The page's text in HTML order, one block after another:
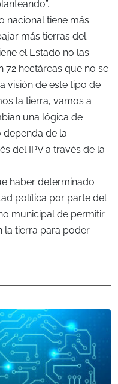
nacional tiene más
más tierras del
el Estado no las
72 hectáreas que no se
visión de este tipo de
la tierra, vamos a
una lógica de
de la
del IPV a través de la
haber determinado
política por parte del
municipal de permitir
la tierra para poder